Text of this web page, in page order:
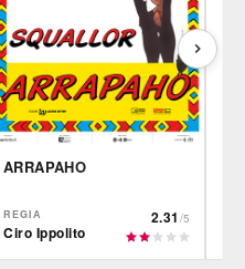
ARRAPAHO
REGIA
Ciro Ippolito
2.31 /5